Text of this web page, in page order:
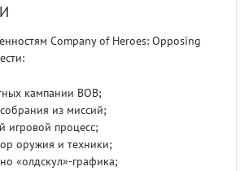
Company of Heroes: Opposing
кампании ВОВ;
из миссий;
игровой процесс;
оружия и техники;
«олдскул»-графика;